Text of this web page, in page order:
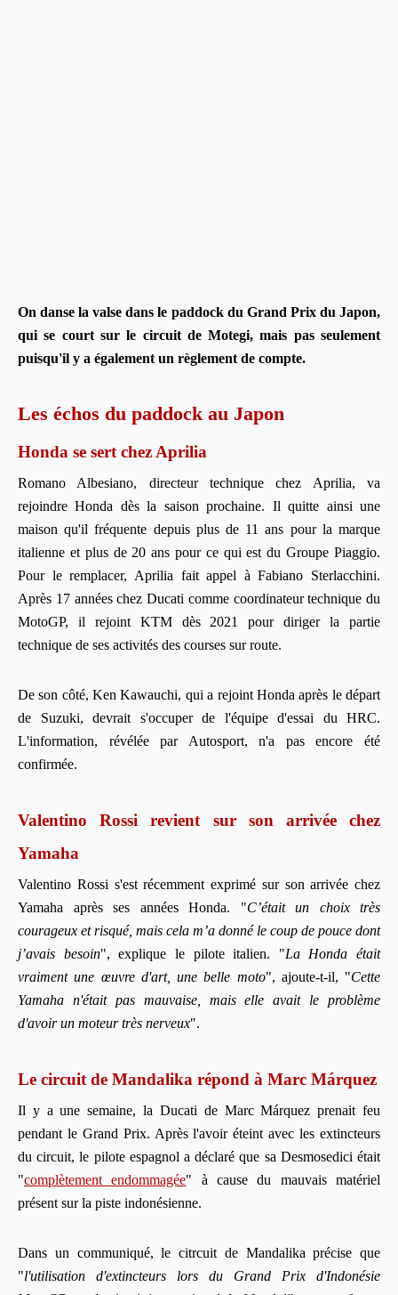
On danse la valse dans le paddock du Grand Prix du Japon,
qui se court sur le circuit de Motegi, mais pas seulement
puisqu'il y a également un règlement de compte.
Les échos du paddock au Japon
Honda se sert chez Aprilia
Romano Albesiano, directeur technique chez Aprilia, va
rejoindre Honda dès la saison prochaine. Il quitte ainsi une
maison qu'il fréquente depuis plus de 11 ans pour la marque
italienne et plus de 20 ans pour ce qui est du Groupe Piaggio.
Pour le remplacer, Aprilia fait appel à Fabiano Sterlacchini.
Après 17 années chez Ducati comme coordinateur technique du
MotoGP, il rejoint KTM dès 2021 pour diriger la partie
technique de ses activités des courses sur route.
De son côté, Ken Kawauchi, qui a rejoint Honda après le départ
de Suzuki, devrait s'occuper de l'équipe d'essai du HRC.
L'information, révélée par Autosport, n'a pas encore été
confirmée.
Valentino Rossi revient sur son arrivée chez
Yamaha
Valentino Rossi s'est récemment exprimé sur son arrivée chez
Yamaha après ses années Honda. "C’était un choix très
courageux et risqué, mais cela m’a donné le coup de pouce dont
j’avais besoin", explique le pilote italien. "La Honda était
vraiment une œuvre d'art, une belle moto", ajoute-t-il, "Cette
Yamaha n'était pas mauvaise, mais elle avait le problème
d'avoir un moteur très nerveux".
Le circuit de Mandalika répond à Marc Márquez
Il y a une semaine, la Ducati de Marc Márquez prenait feu
pendant le Grand Prix. Après l'avoir éteint avec les extincteurs
du circuit, le pilote espagnol a déclaré que sa Desmosedici était
"complètement endommagée" à cause du mauvais matériel
présent sur la piste indonésienne.
Dans un communiqué, le citrcuit de Mandalika précise que
"l'utilisation d'extincteurs lors du Grand Prix d'Indonésie